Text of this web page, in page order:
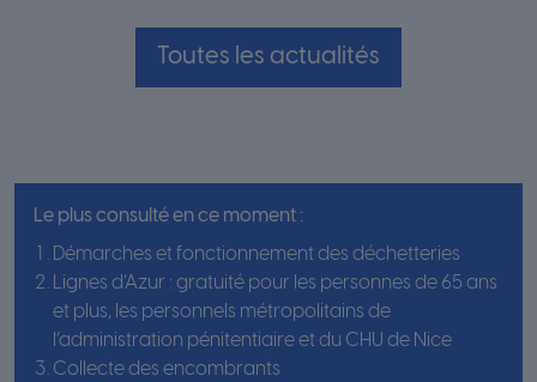
Toutes les actualités
Le plus consulté en ce moment :
Démarches et fonctionnement des déchetteries
Lignes d’Azur : gratuité pour les personnes de 65 ans
et plus, les personnels métropolitains de
l’administration pénitentiaire et du CHU de Nice
Collecte des encombrants